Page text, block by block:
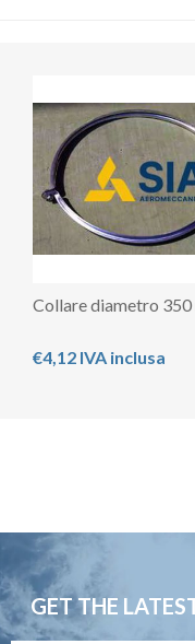
Collare diametro 350
€4,12 IVA inclusa
GET THE